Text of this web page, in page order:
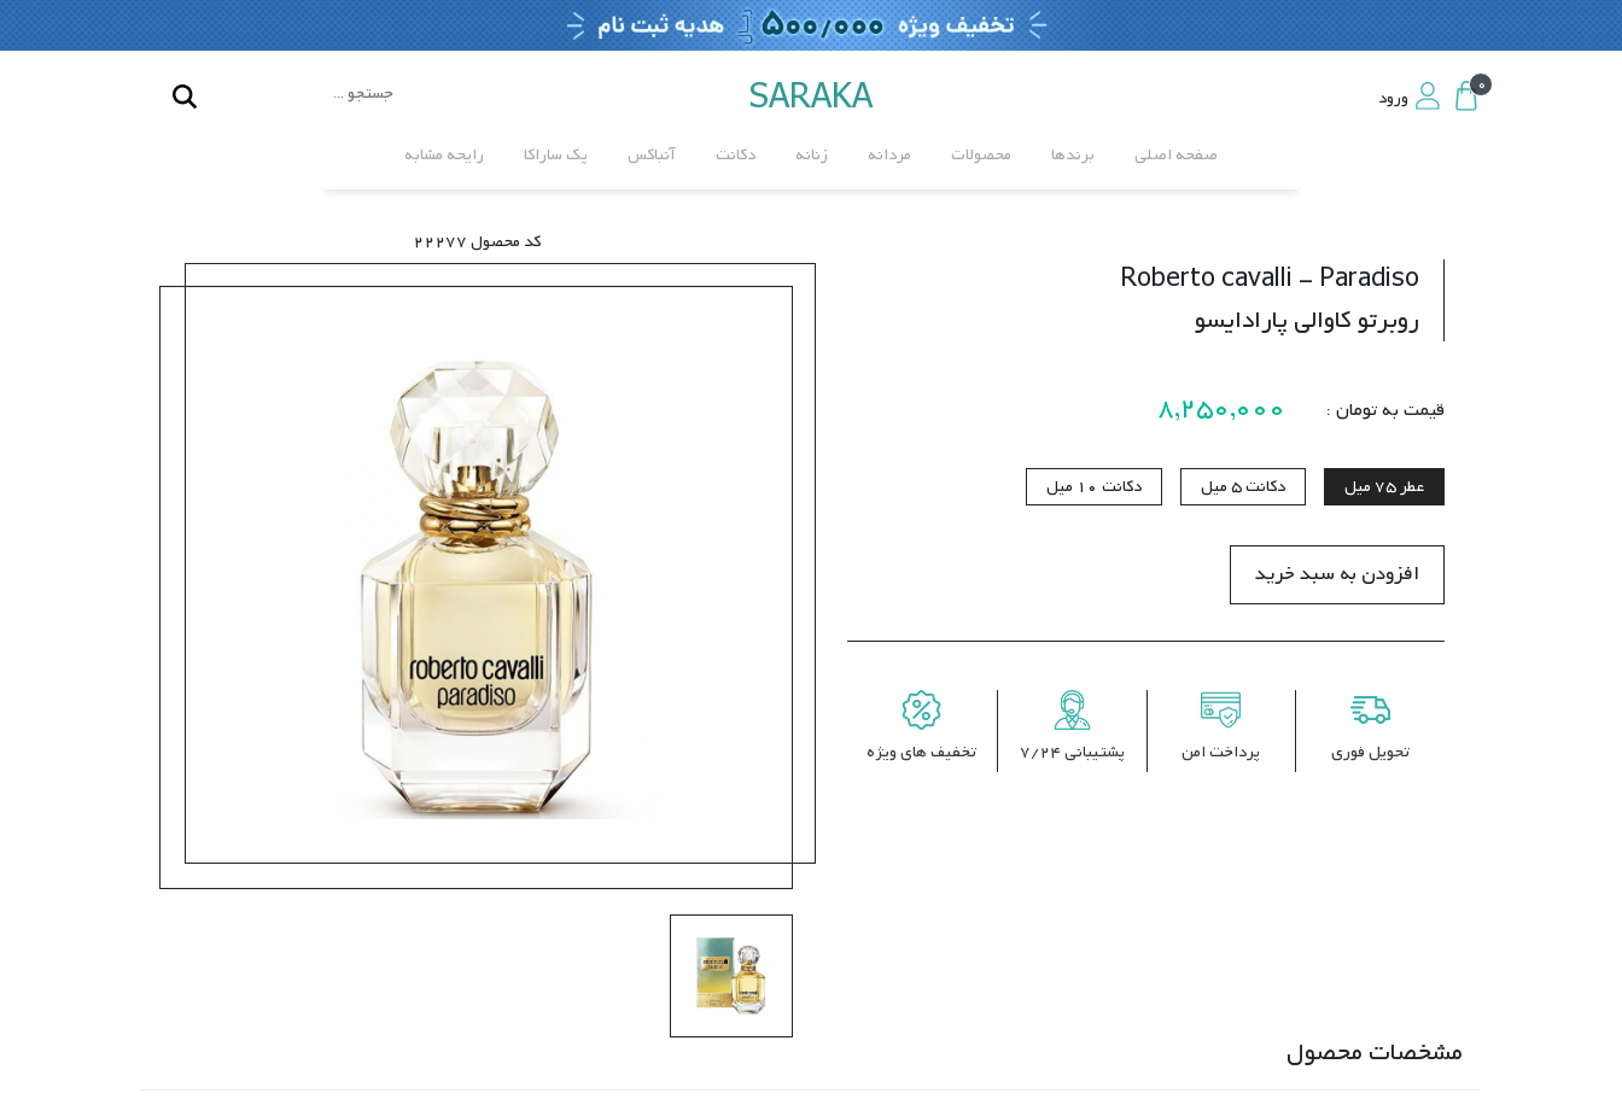
0
ورود SARAKA
صفحه اصلی برندها محصولات مردانه زنانه دکانت آنباکس پک ساراکا رایحه مشابه
کد محصول 22277
Roberto cavalli - Paradiso
روبرتو کاوالی پارادایسو
قیمت به تومان : 8,250,000
عطر75 میل دکانت5 میل دکانت 10 میل
افزودن به سبد خرید
تحویل فوری پرداخت امن پشتیبانی 7/24 تخفیف های ویژه
مشخصات محصول